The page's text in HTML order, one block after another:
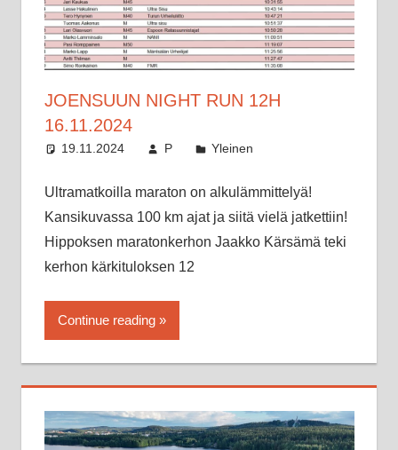
JOENSUUN NIGHT RUN 12H
16.11.2024
19.11.2024 P Yleinen
Ultramatkoilla maraton on alkulämmittelyä!
Kansikuvassa 100 km ajat ja siitä vielä jatkettiin!
Hippoksen maratonkerhon Jaakko Kärsämä teki
kerhon kärkituloksen 12
Continue reading